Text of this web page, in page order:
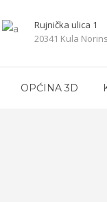
Rujnička ulica 1
20341 Kula
OPĆINA 3D